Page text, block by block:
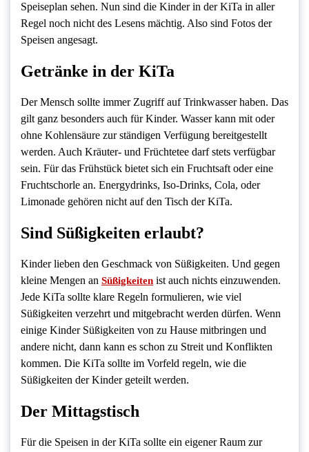
Speiseplan sehen. Nun sind die Kinder in der KiTa in aller
Regel noch nicht des Lesens mächtig. Also sind Fotos der
Speisen angesagt.
Getränke in der KiTa
Der Mensch sollte immer Zugriff auf Trinkwasser haben. Das
gilt ganz besonders auch für Kinder. Wasser kann mit oder
ohne Kohlensäure zur ständigen Verfügung bereitgestellt
werden. Auch Kräuter- und Früchtetee darf stets verfügbar
sein. Für das Frühstück bietet sich ein Fruchtsaft oder eine
Fruchtschorle an. Energydrinks, Iso-Drinks, Cola, oder
Limonade gehören nicht auf den Tisch der KiTa.
Sind Süßigkeiten erlaubt?
Kinder lieben den Geschmack von Süßigkeiten. Und gegen
kleine Mengen an Süßigkeiten ist auch nichts einzuwenden.
Jede KiTa sollte klare Regeln formulieren, wie viel
Süßigkeiten verzehrt und mitgebracht werden dürfen. Wenn
einige Kinder Süßigkeiten von zu Hause mitbringen und
andere nicht, dann kann es schon zu Streit und Konflikten
kommen. Die KiTa sollte im Vorfeld regeln, wie die
Süßigkeiten der Kinder geteilt werden.
Der Mittagstisch
Für die Speisen in der KiTa sollte ein eigener Raum zur